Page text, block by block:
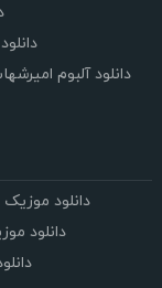
دانلود آلبوم
دانلود
دانلود